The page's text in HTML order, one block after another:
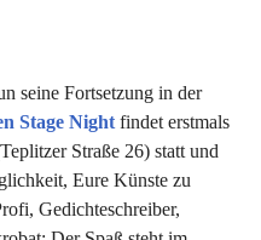
seine Fortsetzung in der
Stage Night findet erstmals
Straße 26) statt und
Eure Künste zu
Gedichteschreiber,